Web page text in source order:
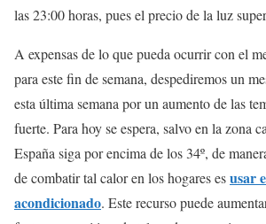
las 23:00 horas, pues el precio de la luz
A expensas de lo que pueda ocurrir con el
para este fin de semana, despediremos un
esta última semana por un aumento de las
fuerte. Para hoy se espera, salvo en la zona
España siga por encima de los 34º, de
de combatir tal calor en los hogares esusar
acondicionado. Este recurso puede